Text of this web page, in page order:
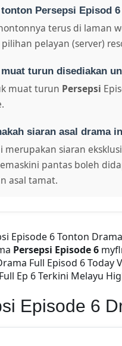
Persepsi Episod
terus di laman
pelayan (server)
turun disediakan
muat turun Persepsi
siaran asal drama
merupakan siaran
pantas boleh
asal tamat.
Episode 6 Tonton
Persepsi Episode 6
Full Episod 6 Today
Ep 6 Terkini Melayu
Episode 6